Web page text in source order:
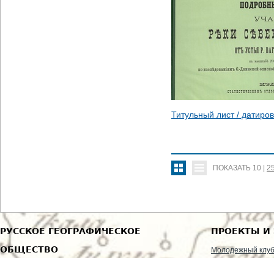
Титульный лист /
ПОКАЗАТЬ 10
РУССКОЕ ГЕОГРАФИЧЕСКОЕ
ОБЩЕСТВО
ПРОЕКТЫ И
Молодежный клуб